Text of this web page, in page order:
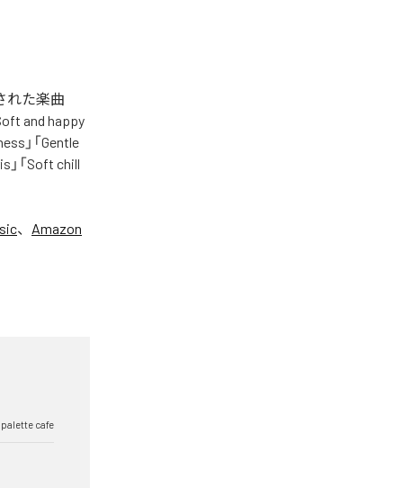
れた楽曲
and happy
」「Gentle
」「Soft chill
、 Amazon
palette cafe